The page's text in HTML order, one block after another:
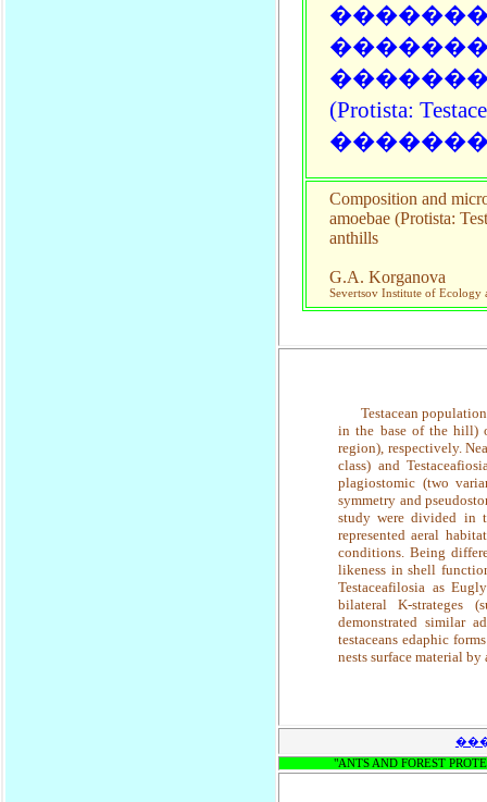
(Protista:
Composition and
amoebae (Protista:
anthills
G.A. Korganova
Severtsov Institute of
Testacean population
in the base of the hill)
region), respectively.
class) and
plagiostomic (two
symmetry and
study were divided in
represented aeral
conditions. Being
likeness in shell
Testaceafilosia as
bilateral K-strateges
demonstrated similar
testaceans edaphic
nests surface material
"ANTS AND FOREST